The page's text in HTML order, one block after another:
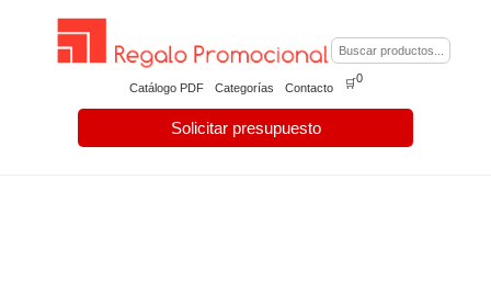
Catálogo PDF Categorías Contacto
Solicitar presupuesto
🛒0